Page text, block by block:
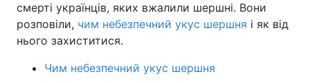
смерті українців, яких вжалили шершні. Вони
розповіли, чим небезпечний укус шершня і як від
нього захиститися.
Чим небезпечний укус шершня